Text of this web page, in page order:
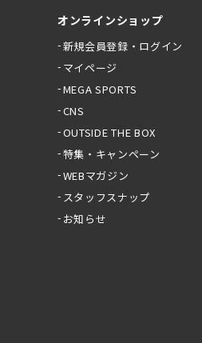
オンラインショップ
新規会員登録・ログイン
マイページ
MEGA SPORTS
CNS
OUTSIDE THE BOX
特集・キャンペーン
WEBマガジン
スタッフスナップ
お知らせ